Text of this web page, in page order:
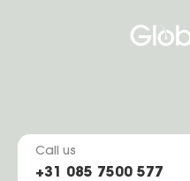
Call us
+31 085 7500 577